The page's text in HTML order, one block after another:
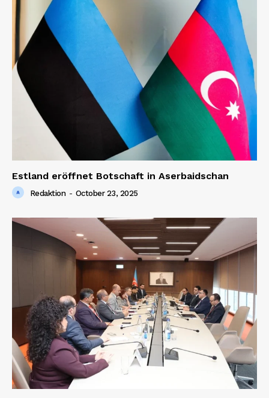
News Week
Magazine PRO
SUBSCRIBE NOW
Company
About us
Estland eröffnet Botschaft in Aserbaidschan
Redaktion - October 23, 2025